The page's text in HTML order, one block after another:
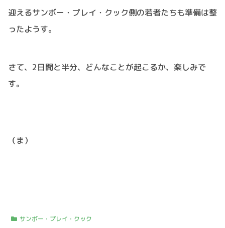
迎えるサンボー・プレイ・クック側の若者たちも準備は整
ったようす。
さて、2日間と半分、どんなことが起こるか、楽しみで
す。
（ま）
サンボー・プレイ・クック